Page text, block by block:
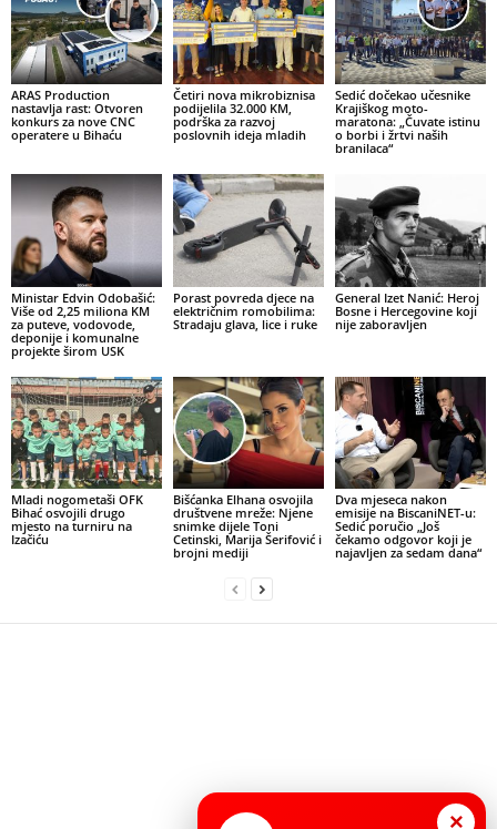
ARAS Production
nastavlja rast: Otvoren
konkurs za nove CNC
operatere u Bihaću
Četiri nova mikrobiznisa
podijelila 32.000 KM,
podrška za razvoj
poslovnih ideja mladih
Sedić dočekao učesnike
Krajiškog moto-
maratona: „Čuvate istinu
o borbi i žrtvi naših
branilaca“
Ministar Edvin Odobašić:
Više od 2,25 miliona KM
za puteve, vodovode,
deponije i komunalne
projekte širom USK
Porast povreda djece na
električnim romobilima:
Stradaju glava, lice i ruke
General Izet Nanić: Heroj
Bosne i Hercegovine koji
nije zaboravljen
Mladi nogometaši OFK
Bihać osvojili drugo
mjesto na turniru na
Izačiću
Bišćanka Elhana osvojila
društvene mreže: Njene
snimke dijele Toni
Cetinski, Marija Šerifović i
brojni mediji
Dva mjeseca nakon
emisije na BiscaniNET-u:
Sedić poručio „Još
čekamo odgovor koji je
najavljen za sedam dana“
×